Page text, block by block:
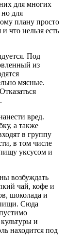
для многих
для
плану просто
что нельзя есть
Под
из
мясные.
вред.
а также
в группу
в том числе
уксусом и
возбуждать
чай, кофе и
шоколада и
Сюда
и
находится под